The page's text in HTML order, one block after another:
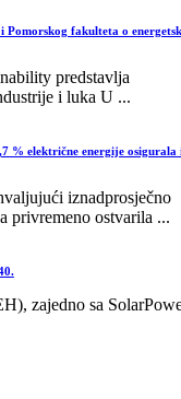
fakulteta o
predstavlja
i luka U ...
% električne energije osigurala
iznadprosječno
privremeno ostvarila ...
zajedno sa